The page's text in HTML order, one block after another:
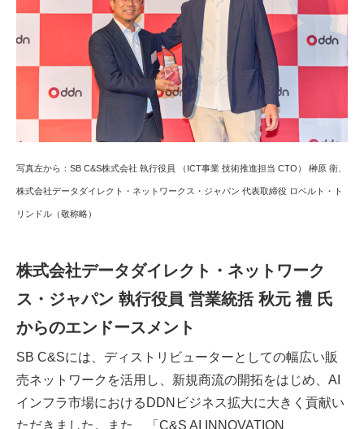
写真左から：SB C&S株式会社 執行役員 （ICT事業 技術推進担当 CTO） 榊原 衛、
株式会社データダイレクト・ネットワークス・ジャパン 代表取締役 ロベルト・ト
リンドル（敬称略）
株式会社データダイレクト・ネットワーク
ス・ジャパン 執行役員 営業統括 秋元 禮 氏
からのエンドースメント
SB C&Sには、ディストリビューターとしての幅広い販
売ネットワークを活用し、新規商流の開拓をはじめ、AI
インフラ市場におけるDDNビジネス拡大に大きく貢献い
ただきました。また、「C&S AI INNOVATION